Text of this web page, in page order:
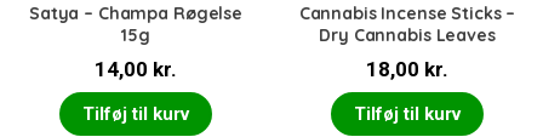
Satya – Champa Røgelse
15g
14,00 kr.
Tilføj til kurv
Cannabis Incense Sticks –
Dry Cannabis Leaves
18,00 kr.
Tilføj til kurv